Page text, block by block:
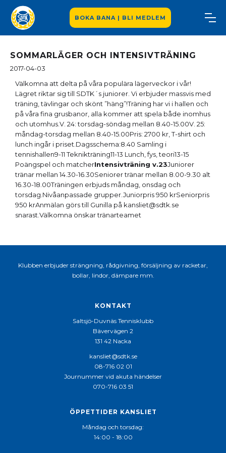
BOKA BANA | BLI MEDLEM
SOMMARLÄGER OCH INTENSIVTRÄNING
2017-04-03
Välkomna att delta på våra populära lägerveckor i vår!
Lägret riktar sig till SDTK´s juniorer. Vi erbjuder massvis med
träning, tävlingar och skönt ”häng”!Träning har vi i hallen och
på våra fina grusbanor, alla kommer att spela både inomhus
och utomhus.V. 24: torsdag-söndag mellan 8.40-15.00V. 25:
måndag-torsdag mellan 8.40-15.00Pris: 2700 kr, T-shirt och
lunch ingår i priset.Dagsschema:8.40 Samling i
tennishallen9-11 Teknikträning11-13 Lunch, fys, teori13-15
Poängspel och matcherIntensivträning v.23Juniorer
tränar mellan 14.30-16.30Seniorer tränar mellan 8.00-9.30 alt
16.30-18.00Träningen erbjuds måndag, onsdag och
torsdag.Nivåanpassade grupper.Juniorpris 950 krSeniorpris
950 krAnmälan görs till Gunilla på kansliet@sdtk.se
snarast.Välkomna önskar tränarteamet
Klubben erbjuder strängning, rådgivning, försäljning av racketar,
bollar, lindor, dämpare mm.
KONTAKT
Saltsjö-Duvnäs Tennisklubb
Bävervägen 2
131 42 Nacka
kansliet@sdtk.se
08-716 02 01
Journummer vid akuta händelser
070-716 03 51
ÖPPETTIDER KANSLIET
Måndag och torsdag:
14:00 - 18:00